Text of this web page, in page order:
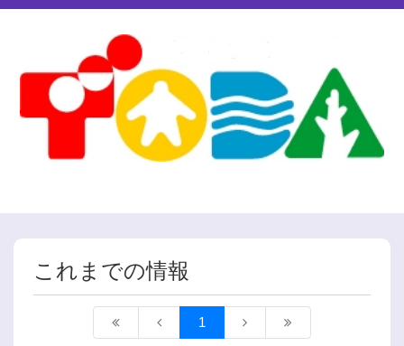
これまでの情報
1